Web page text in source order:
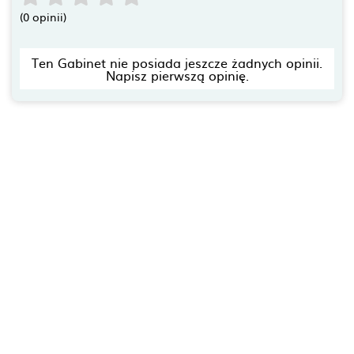
(0 opinii)
Ten Gabinet nie posiada jeszcze żadnych opinii.
Napisz pierwszą opinię.